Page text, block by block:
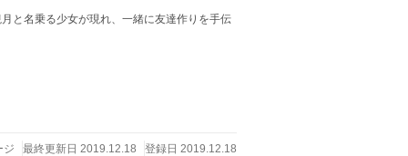
と名乗る少女が現れ、一緒に友達作りを手伝
ジ 最終更新日 2019.12.18 登録日 2019.12.18